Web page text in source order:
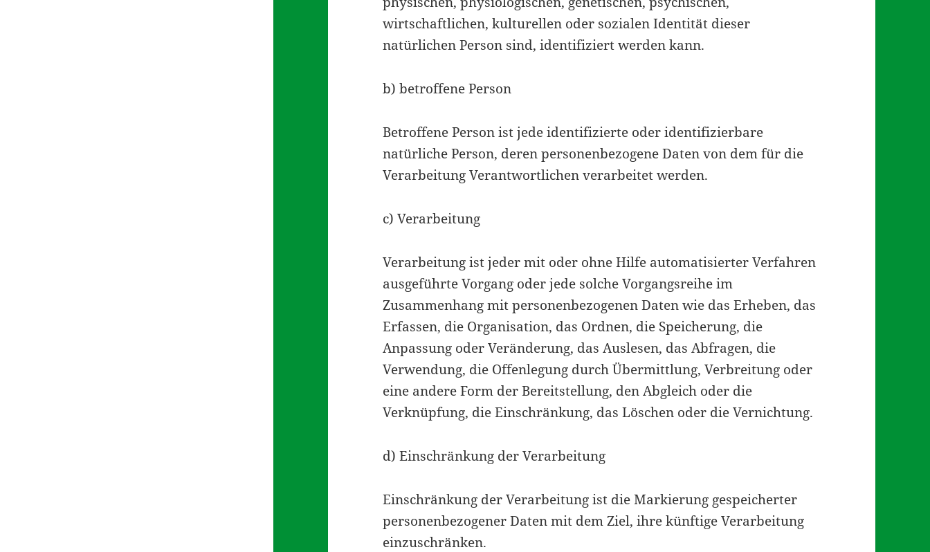
wirtschaftlichen, kulturellen oder sozialen Identität dieser
natürlichen Person sind, identifiziert werden kann.
b) betroffene Person
Betroffene Person ist jede identifizierte oder identifizierbare
natürliche Person, deren personenbezogene Daten von dem für die
Verarbeitung Verantwortlichen verarbeitet werden.
c) Verarbeitung
Verarbeitung ist jeder mit oder ohne Hilfe automatisierter Verfahren
ausgeführte Vorgang oder jede solche Vorgangsreihe im
Zusammenhang mit personenbezogenen Daten wie das Erheben, das
Erfassen, die Organisation, das Ordnen, die Speicherung, die
Anpassung oder Veränderung, das Auslesen, das Abfragen, die
Verwendung, die Offenlegung durch Übermittlung, Verbreitung oder
eine andere Form der Bereitstellung, den Abgleich oder die
Verknüpfung, die Einschränkung, das Löschen oder die Vernichtung.
d) Einschränkung der Verarbeitung
Einschränkung der Verarbeitung ist die Markierung gespeicherter
personenbezogener Daten mit dem Ziel, ihre künftige Verarbeitung
einzuschränken.